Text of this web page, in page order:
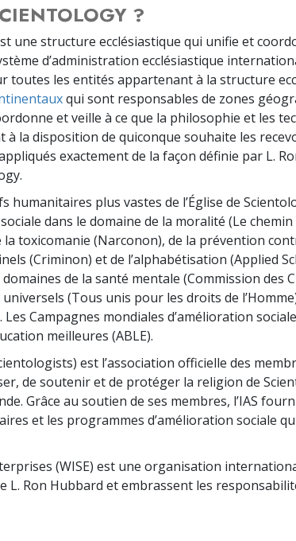
?
une structure ecclésiastique qui unifie et
d’administration ecclésiastique
toutes les entités appartenant à la structure
qui sont responsables de zones
et veille à ce que la philosophie et les
à la disposition de quiconque souhaite les
exactement de la façon définie par L.
plus vastes de l’Église de
dans le domaine de la moralité (Le
toxicomanie (Narconon), de la prévention
(Criminon) et de l’alphabétisation (Applied
de la santé mentale (Commission des
universels (Tous unis pour les droits de
Campagnes mondiales d’amélioration
meilleures (ABLE).
est l’association officielle des
de soutenir et de protéger la religion de
Grâce au soutien de ses membres, l’IAS
et les programmes d’amélioration sociale
(WISE) est une organisation
L. Ron Hubbard et embrassent les